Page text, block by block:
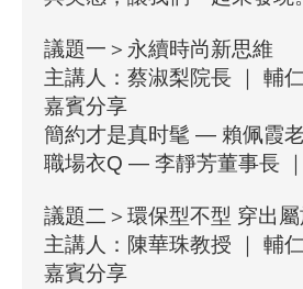
議題一＞永續時尚新思維
主講人：蔡淑梨院長 ｜ 輔
嘉賓分享
簡約才是真时髦 — 賴佩霞
職場衣Q — 李靜芳董事長
議題二＞環保型不型 穿出
主講人：陳華珠教授 ｜ 輔
嘉賓分享